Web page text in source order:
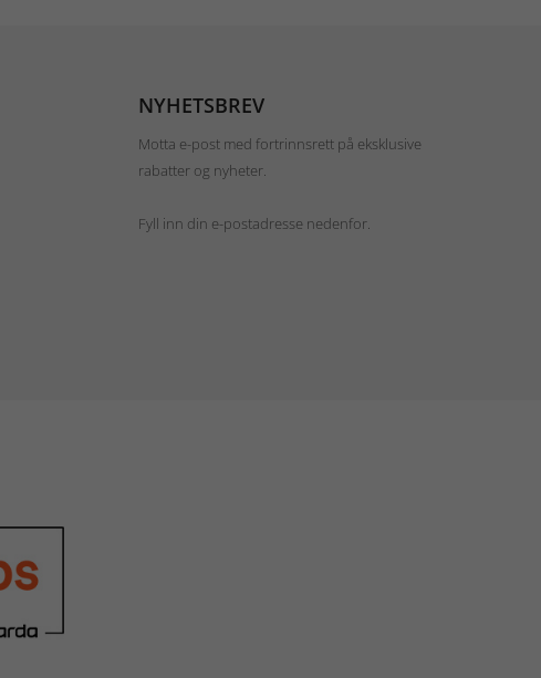
NYHETSBREV
Motta e-post med fortrinnsrett på eksklusive
rabatter og nyheter.
Fyll inn din e-postadresse nedenfor.